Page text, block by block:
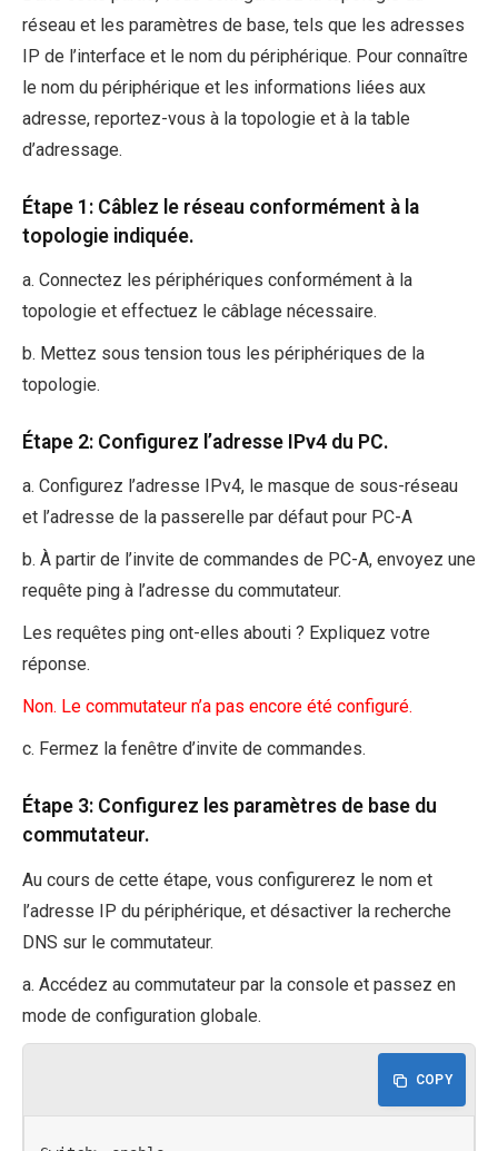
réseau et les paramètres de base, tels que les adresses
IP de l’interface et le nom du périphérique. Pour connaître
le nom du périphérique et les informations liées aux
adresse, reportez-vous à la topologie et à la table
d’adressage.
Étape 1: Câblez le réseau conformément à la
topologie indiquée.
a. Connectez les périphériques conformément à la
topologie et effectuez le câblage nécessaire.
b. Mettez sous tension tous les périphériques de la
topologie.
Étape 2: Configurez l’adresse IPv4 du PC.
a. Configurez l’adresse IPv4, le masque de sous-réseau
et l’adresse de la passerelle par défaut pour PC-A
b. À partir de l’invite de commandes de PC-A, envoyez une
requête ping à l’adresse du commutateur.
Les requêtes ping ont-elles abouti ? Expliquez votre
réponse.
Non. Le commutateur n’a pas encore été configuré.
c. Fermez la fenêtre d’invite de commandes.
Étape 3: Configurez les paramètres de base du
commutateur.
Au cours de cette étape, vous configurerez le nom et
l’adresse IP du périphérique, et désactiver la recherche
DNS sur le commutateur.
a. Accédez au commutateur par la console et passez en
mode de configuration globale.
COPY